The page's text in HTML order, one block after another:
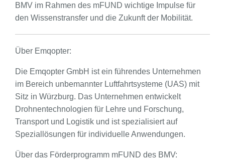
BMV im Rahmen des mFUND wichtige Impulse für
den Wissenstransfer und die Zukunft der Mobilität.
Über Emqopter:
Die Emqopter GmbH ist ein führendes Unternehmen
im Bereich unbemannter Luftfahrtsysteme (UAS) mit
Sitz in Würzburg. Das Unternehmen entwickelt
Drohnentechnologien für Lehre und Forschung,
Transport und Logistik und ist spezialisiert auf
Speziallösungen für individuelle Anwendungen.
Über das Förderprogramm mFUND des BMV: